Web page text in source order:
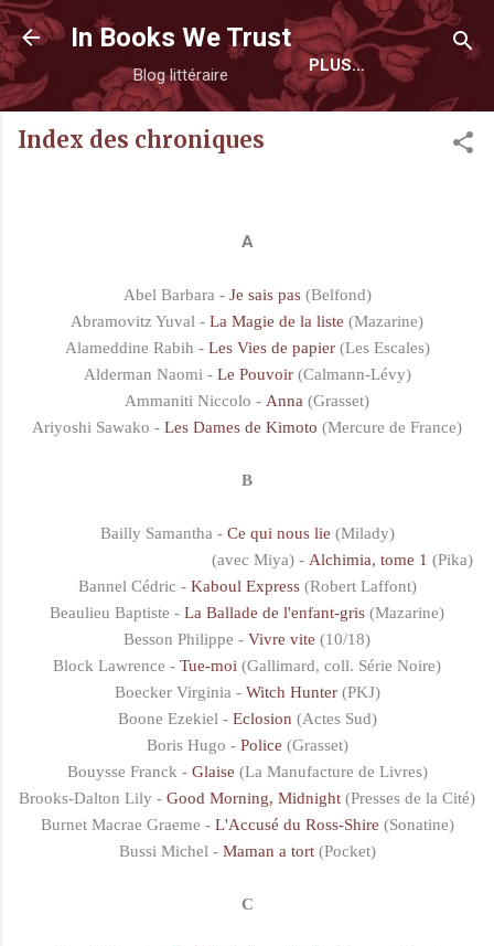
Accéder au contenu principal
In Books We Trust
Blog littéraire PLUS…
Index des chroniques
A
Abel Barbara - Je sais pas(Belfond)
Abramovitz Yuval - La Magie de la liste (Mazarine)
Alameddine Rabih - Les Vies de papier(Les Escales)
Alderman Naomi - Le Pouvoir(Calmann-Lévy)
Ammaniti Niccolo - Anna (Grasset)
Ariyoshi Sawako - Les Dames de Kimoto (Mercure de France)
B
Bailly Samantha - Ce qui nous lie (Milady)
(avec Miya) - Alchimia, tome 1 (Pika)
Bannel Cédric - Kaboul Express(Robert Laffont)
Beaulieu Baptiste - La Ballade de l'enfant-gris (Mazarine)
Besson Philippe - Vivre vite (10/18)
Block Lawrence - Tue-moi (Gallimard, coll. Série Noire)
Boecker Virginia - Witch Hunter(PKJ)
Boone Ezekiel - Eclosion (Actes Sud)
Boris Hugo - Police (Grasset)
Bouysse Franck - Glaise (La Manufacture de Livres)
Brooks-Dalton Lily - Good Morning, Midnight (Presses de la Cité)
Burnet Macrae Graeme - L'Accusé du Ross-Shire (Sonatine)
Bussi Michel - Maman a tort(Pocket)
C